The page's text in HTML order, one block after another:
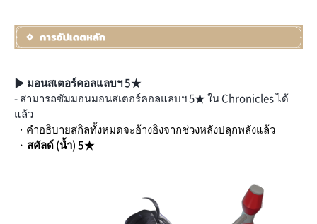
▶ มอนสเตอร์คอลแลบฯ 5★
- สามารถซัมมอนมอนสเตอร์คอลแลบฯ 5★ ใน Chronicles ได้
แล้ว
· คำอธิบายสกิลทั้งหมดจะอ้างอิงจากช่วงหลังปลุกพลังแล้ว
· สคัลด์ (น้ำ) 5★